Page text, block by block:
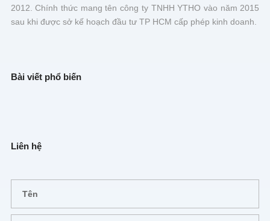
2012. Chính thức mang tên công ty TNHH YTHO vào năm 2015
sau khi được sở kế hoạch đầu tư TP HCM cấp phép kinh doanh.
Bài viết phổ biến
Liên hệ